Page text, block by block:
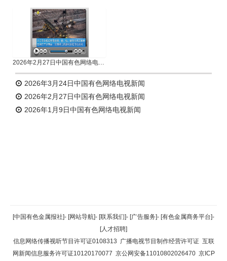
2026年2月27日中国有色网络电视新闻
2026年3月24日中国有色网络电视新闻
2026年2月27日中国有色网络电视新闻
2026年1月9日中国有色网络电视新闻
返回顶部
返回首页
[中国有色金属报社]- [网站导航]- [联系我们]- [广告服务]- [有色金属商务平台]-
[人才招聘]
信息网络传播视听节目许可证0108313 广播电视节目制作经营许可证 互联
网新闻信息服务许可证10120170077 京公网安备11010802026470 京ICP